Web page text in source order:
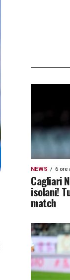
NEWS 6 ore
Cagliari
isolani!
match